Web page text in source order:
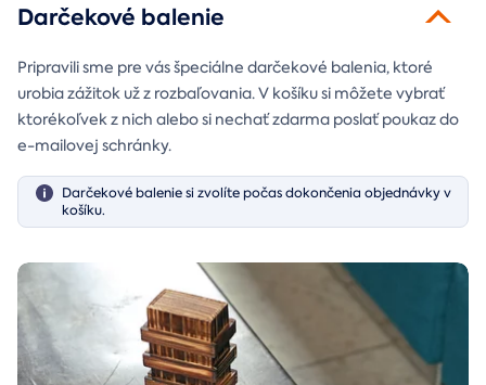
Darčekové balenie
Pripravili sme pre vás špeciálne darčekové balenia, ktoré
urobia zážitok už z rozbaľovania. V košíku si môžete vybrať
ktorékoľvek z nich alebo si nechať zdarma poslať poukaz do
e-mailovej schránky.
Darčekové balenie si zvolíte počas dokončenia objednávky v
košíku.